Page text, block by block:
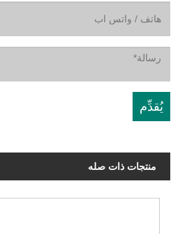
منتجات ذات صله